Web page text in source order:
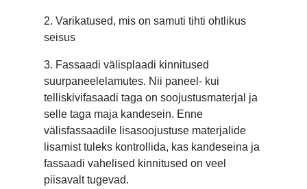
2. Varikatused, mis on samuti tihti ohtlikus
seisus
3. Fassaadi välisplaadi kinnitused
suurpaneelelamutes. Nii paneel- kui
telliskivifasaadi taga on soojustusmaterjal ja
selle taga maja kandesein. Enne
välisfassaadile lisasoojustuse materjalide
lisamist tuleks kontrollida, kas kandeseina ja
fassaadi vahelised kinnitused on veel
piisavalt tugevad.